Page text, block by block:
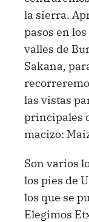
la sierra.
pasos en
valles de
Sakana,
las vistas
principales
macizo:
Son varios
los pies de
los que se
Elegimos